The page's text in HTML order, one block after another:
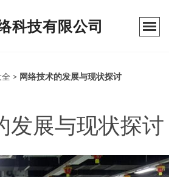
科技有限公司
> 网络技术的发展与现状探讨
发展与现状探讨